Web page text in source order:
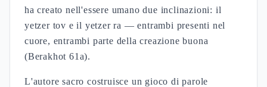
ha creato nell'essere umano due inclinazioni: il
yetzer tov e il yetzer ra — entrambi presenti nel
cuore, entrambi parte della creazione buona
(Berakhot 61a).
L'autore sacro costruisce un gioco di parole